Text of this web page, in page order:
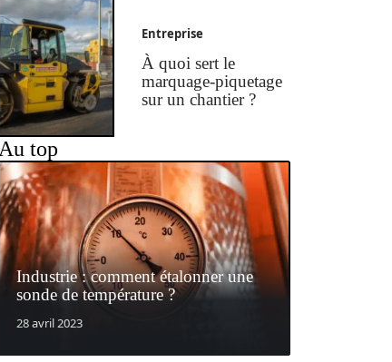
Entreprise
À quoi sert le
marquage-piquetage
sur un chantier ?
Au top
Industrie : comment étalonner une
sonde de température ?
28 avril 2023